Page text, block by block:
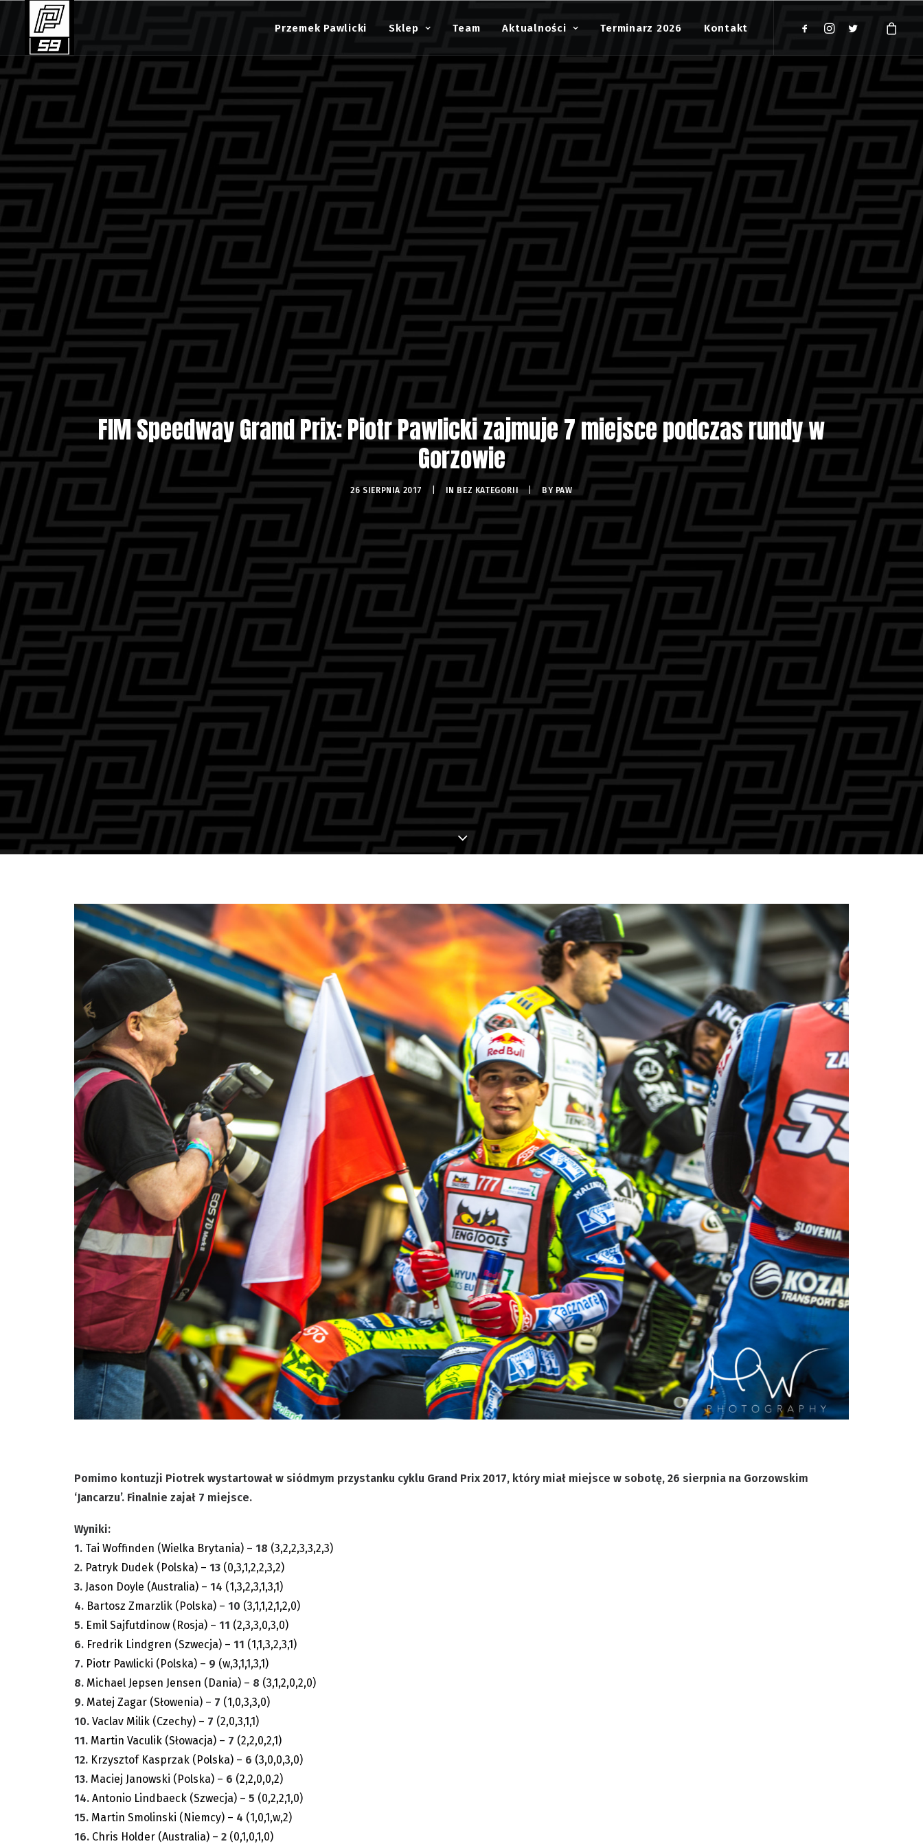
Przemek Pawlicki Sklep Team Aktualności Terminarz 2026 Kontakt
FIM Speedway Grand Prix: Piotr Pawlicki zajmuje 7 miejsce podczas rundy w
Gorzowie
26 SIERPNIA 2017 IN BEZ KATEGORII | BYPAW
Pomimo kontuzji Piotrek wystartował w siódmym przystanku cyklu Grand Prix 2017, który miał miejsce w sobotę, 26 sierpnia na Gorzowskim
‘Jancarzu’. Finalnie zajał 7 miejsce.
Wyniki:
1. Tai Woffinden (Wielka Brytania) – 18 (3,2,2,3,3,2,3)
2. Patryk Dudek (Polska) – 13 (0,3,1,2,2,3,2)
3. Jason Doyle (Australia) – 14 (1,3,2,3,1,3,1)
4. Bartosz Zmarzlik (Polska) – 10 (3,1,1,2,1,2,0)
5. Emil Sajfutdinow (Rosja) – 11 (2,3,3,0,3,0)
6. Fredrik Lindgren (Szwecja) – 11 (1,1,3,2,3,1)
7. Piotr Pawlicki (Polska) – 9 (w,3,1,1,3,1)
8. Michael Jepsen Jensen (Dania) – 8 (3,1,2,0,2,0)
9. Matej Zagar (Słowenia) – 7 (1,0,3,3,0)
10. Vaclav Milik (Czechy) – 7 (2,0,3,1,1)
11. Martin Vaculik (Słowacja) – 7 (2,2,0,2,1)
12. Krzysztof Kasprzak (Polska) – 6 (3,0,0,3,0)
13. Maciej Janowski (Polska) – 6 (2,2,0,0,2)
14. Antonio Lindbaeck (Szwecja) – 5 (0,2,2,1,0)
15. Martin Smolinski (Niemcy) – 4 (1,0,1,w,2)
16. Chris Holder (Australia) – 2 (0,1,0,1,0)